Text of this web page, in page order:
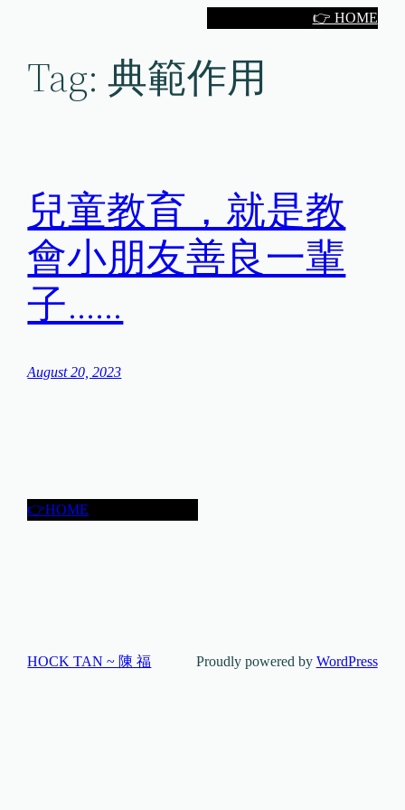
👉 HOME
Tag:典範作用
兒童教育，就是教
會小朋友善良一輩
子……
August 20, 2023
👉HOME
HOCK TAN ~ 陳 福 Proudly powered by WordPress